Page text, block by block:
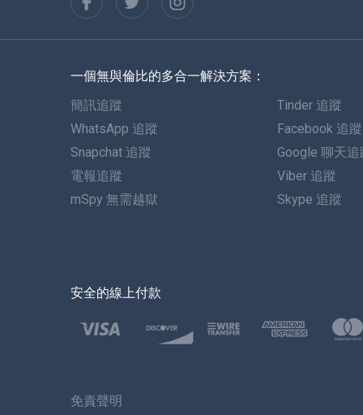
一個無與倫比的多合一解決方案：
簡訊追蹤
WhatsApp 追蹤
Snapchat 追蹤
電報追蹤
mSpy 無需越獄
Tinder 追蹤
Facebook 追蹤
Google 聊天追
Viber 追蹤
Skype 追蹤
安全的線上付款
免責聲明